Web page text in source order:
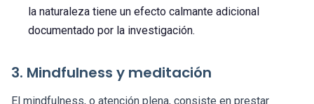
la naturaleza tiene un efecto calmante adicional
documentado por la investigación.
3. Mindfulness y meditación
El mindfulness, o atención plena, consiste en prestar